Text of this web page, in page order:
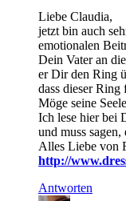
Liebe Claudia,
jetzt bin auch
emotionalen
Dein Vater an
er Dir den Ring
dass dieser Ring
Möge seine
Ich lese hier bei
und muss
Alles Liebe von
http://
Antworten